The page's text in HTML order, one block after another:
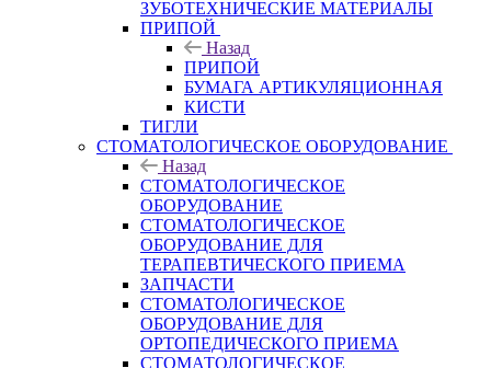
ЗУБОТЕХНИЧЕСКИЕ МАТЕРИАЛЫ
ПРИПОЙ
Назад
ПРИПОЙ
БУМАГА АРТИКУЛЯЦИОННАЯ
КИСТИ
ТИГЛИ
СТОМАТОЛОГИЧЕСКОЕ ОБОРУДОВАНИЕ
Назад
СТОМАТОЛОГИЧЕСКОЕ
ОБОРУДОВАНИЕ
СТОМАТОЛОГИЧЕСКОЕ
ОБОРУДОВАНИЕ ДЛЯ
ТЕРАПЕВТИЧЕСКОГО ПРИЕМА
ЗАПЧАСТИ
СТОМАТОЛОГИЧЕСКОЕ
ОБОРУДОВАНИЕ ДЛЯ
ОРТОПЕДИЧЕСКОГО ПРИЕМА
СТОМАТОЛОГИЧЕСКОЕ